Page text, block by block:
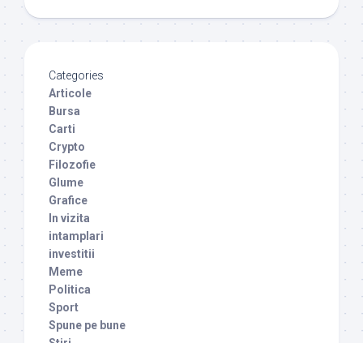
Categories
Articole
Bursa
Carti
Crypto
Filozofie
Glume
Grafice
In vizita
intamplari
investitii
Meme
Politica
Sport
Spune pe bune